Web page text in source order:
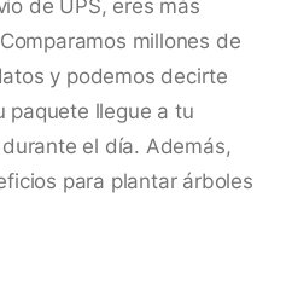
de UPS, eres más
millones de
y podemos decirte
paquete llegue a tu
el día. Además,
para plantar árboles